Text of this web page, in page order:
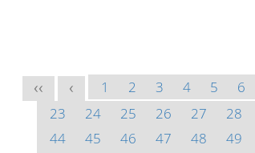
<< < 1 2 3 4 5 6
23
24 25 26 27 28
44
45 46 47 48 49